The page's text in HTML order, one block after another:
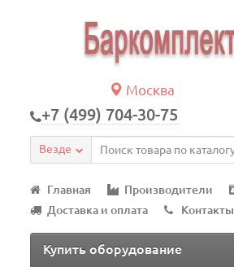
Москва
+7 (499) 704-30-75
Везде
Главная Производители
Доставка и оплата
Контакты
Купить оборудование